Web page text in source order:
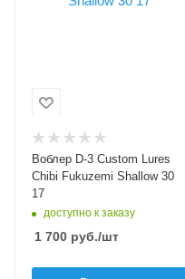
кренк
30
Вес приманки, гр
2.9
Плавучесть
floating (F)
Заглубление max, м
Воблер D-3 Custom Lures
Chibi Fukuzemi Shallow 30
17
доступно к заказу
1 700 руб./шт